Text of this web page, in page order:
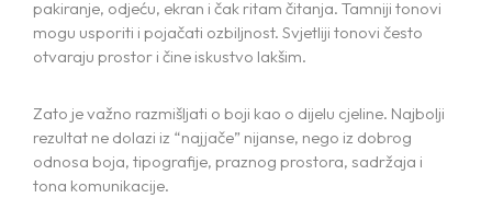
pakiranje, odjeću, ekran i čak ritam čitanja. Tamniji tonovi
mogu usporiti i pojačati ozbiljnost. Svjetliji tonovi često
otvaraju prostor i čine iskustvo lakšim.
Zato je važno razmišljati o boji kao o dijelu cjeline. Najbolji
rezultat ne dolazi iz “najjače” nijanse, nego iz dobrog
odnosa boja, tipografije, praznog prostora, sadržaja i
tona komunikacije.